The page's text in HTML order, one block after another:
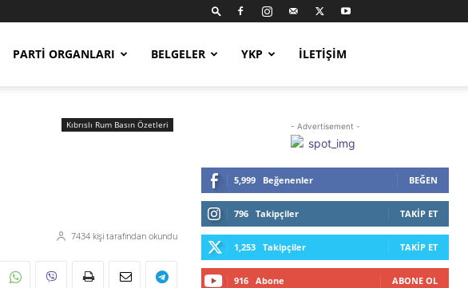
PARTI ORGANLARI BELGELER YKP İLETIŞIM
Kıbrıslı Rum Basın Özetleri
7434kişi tarafından okundu
- Advertisement -
5,999 Beğenenler BEĞEN
796 Takipçiler TAKIP ET
1,253 Takipçiler TAKIP ET
916 Abone ABONE OL